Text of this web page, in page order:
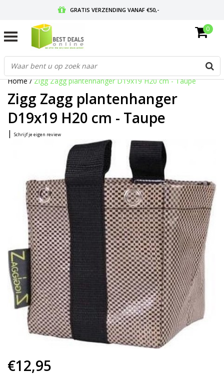
GRATIS VERZENDING VANAF €50,-
GRATIS RETOURNEREN EN 30 DAGEN BEDENKTIJD
0
Home/Zigg Zagg plantenhanger D19x19 H20 cm - Taupe
Zigg Zagg plantenhanger
D19x19 H20 cm - Taupe
| Schrijf je eigen review
€12,95